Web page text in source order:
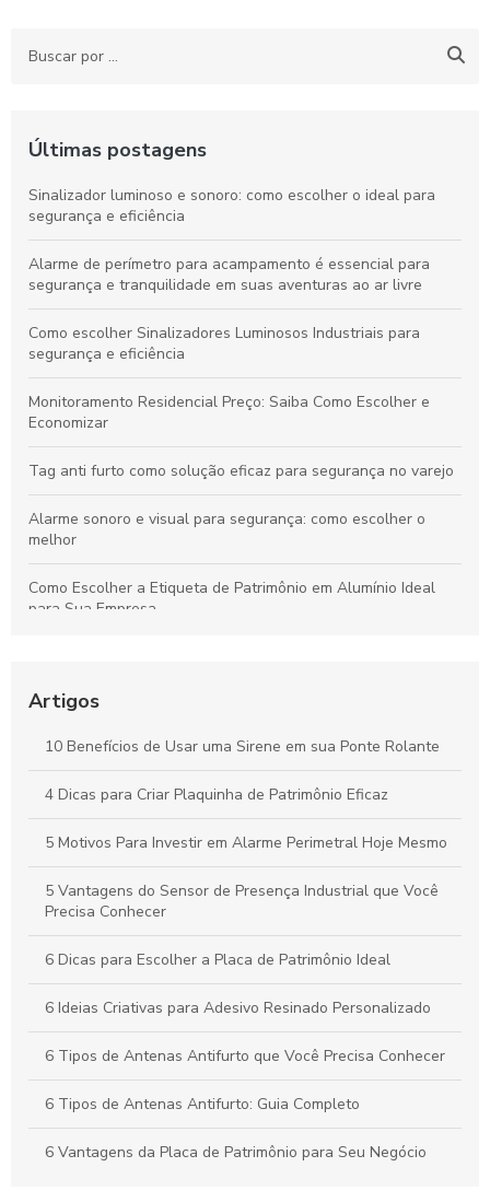
Últimas postagens
Sinalizador luminoso e sonoro: como escolher o ideal para
segurança e eficiência
Alarme de perímetro para acampamento é essencial para
segurança e tranquilidade em suas aventuras ao ar livre
Como escolher Sinalizadores Luminosos Industriais para
segurança e eficiência
Monitoramento Residencial Preço: Saiba Como Escolher e
Economizar
Tag anti furto como solução eficaz para segurança no varejo
Alarme sonoro e visual para segurança: como escolher o
melhor
Como Escolher a Etiqueta de Patrimônio em Alumínio Ideal
para Sua Empresa
Sua Necessidade
Adesivos de alta performance: descubra como escolher o
ideal para suas necessidades
Artigos
10 Benefícios de Usar uma Sirene em sua Ponte Rolante
4 Dicas para Criar Plaquinha de Patrimônio Eficaz
5 Motivos Para Investir em Alarme Perimetral Hoje Mesmo
5 Vantagens do Sensor de Presença Industrial que Você
Precisa Conhecer
6 Dicas para Escolher a Placa de Patrimônio Ideal
6 Ideias Criativas para Adesivo Resinado Personalizado
6 Tipos de Antenas Antifurto que Você Precisa Conhecer
6 Tipos de Antenas Antifurto: Guia Completo
6 Vantagens da Placa de Patrimônio para Seu Negócio